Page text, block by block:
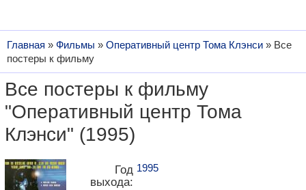
Главная » Фильмы » Оперативный центр Тома Клэнси » Все
постеры к фильму
Все постеры к фильму
"Оперативный центр Тома
Клэнси" (1995)
Год
выхода:
1995